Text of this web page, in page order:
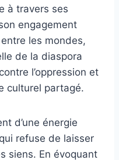
à travers ses
engagement
les mondes,
de la diaspora
l’oppression et
culturel partagé.
d’une énergie
refuse de laisser
siens. En évoquant